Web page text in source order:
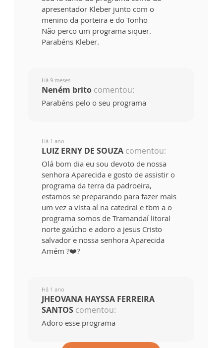
apresentador Kleber junto com o
menino da porteira e do Tonho
Não perco um programa siquer.
Parabéns Kleber.
Há 9 meses
Neném brito comentou:
Parabéns pelo o seu programa
Há 1 ano
LUIZ ERNY DE SOUZA comentou:
Olá bom dia eu sou devoto de nossa
senhora Aparecida e gosto de assistir o
programa da terra da padroeira,
estamos se preparando para fazer mais
um vez a vista aí na catedral e tbm a o
programa somos de Tramandaí litoral
norte gaúcho e adoro a jesus Cristo
salvador e nossa senhora Aparecida
Amém ?❤️?
Há 1 ano
JHEOVANA HAYSSA FERREIRA
SANTOS comentou:
Adoro esse programa